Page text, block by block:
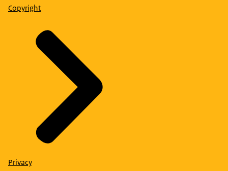
Copyright
Privacy